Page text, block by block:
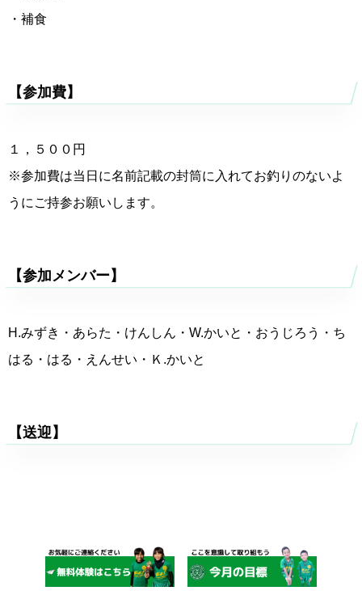
・補食
【参加費】
１，５００円
※参加費は当日に名前記載の封筒に入れてお釣りのないよ
うにご持参お願いします。
【参加メンバー】
H.みずき・あらた・けんしん・W.かいと・おうじろう・ち
はる・はる・えんせい・Ｋ.かいと
【送迎】